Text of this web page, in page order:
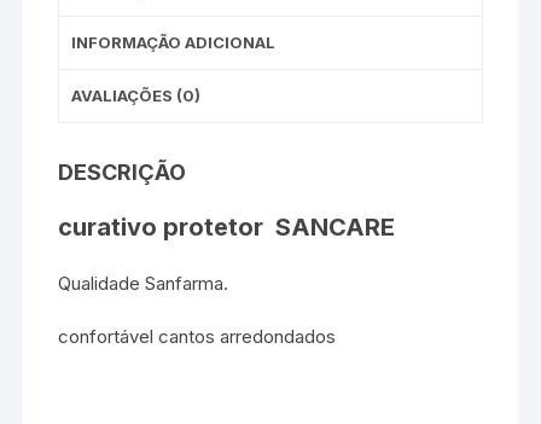
INFORMAÇÃO ADICIONAL
AVALIAÇÕES (0)
DESCRIÇÃO
curativo protetor SANCARE
Qualidade Sanfarma.
confortável cantos arredondados